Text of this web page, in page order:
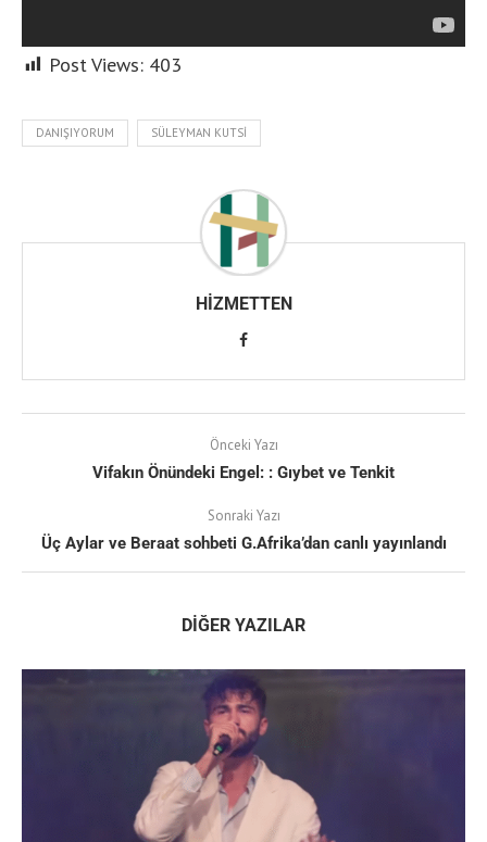
Post Views: 403
DANIŞIYORUM SÜLEYMAN KUTSI
HIZMETTEN
Önceki Yazı
Vifakın Önündeki Engel: : Gıybet ve Tenkit
Sonraki Yazı
Üç Aylar ve Beraat sohbeti G.Afrika’dan canlı yayınlandı
DIĞER YAZILAR